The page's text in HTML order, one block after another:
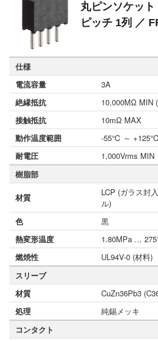
ログイン
注文・見積りについて
ご利用ガイド
お問い合わせ窓口
会社情報
丸ピンソケッ
ピッチ 1列 ／
仕様
電流容量
3A
絶縁抵抗
10,000MΩ MIN
接触抵抗
10mΩ MAX
動作温度範囲
-55℃ ～ +125℃
耐電圧
1,000Vrms MIN
樹脂部
材質
LCP (ガラス封
ル)
色
黒
熱変形温度
1.80MPa …
燃焼性
UL94V-0 (材料)
スリーブ
材質
CuZn36Pb3
処理
純錫メッキ
コンタクト